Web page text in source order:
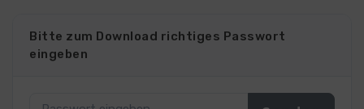
Bitte zum Download richtiges Passwort
eingeben